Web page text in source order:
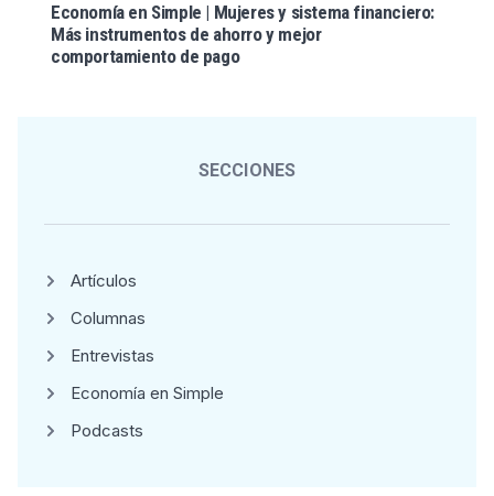
Economía en Simple | Mujeres y sistema financiero:
Más instrumentos de ahorro y mejor
comportamiento de pago
SECCIONES
Artículos
Columnas
Entrevistas
Economía en Simple
Podcasts